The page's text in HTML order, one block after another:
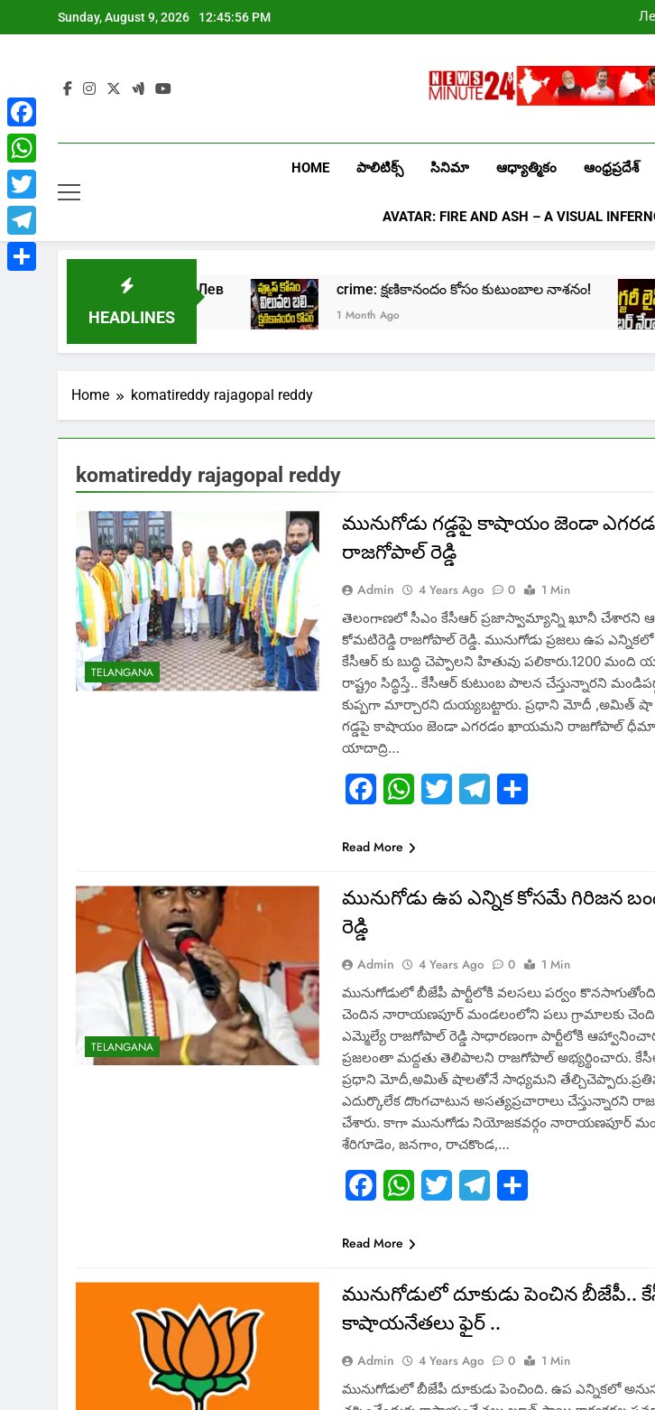
to
Sunday, August 9, 2026 12:45:57 PM
HOME పాలిటిక్స్ సినిమా ఆధ్యాత్మికం ఆంధ్రప్రదేశ్
AVATAR: FIRE AND ASH – A VISUAL
HEADLINES
онлайн казино Лев crime: క్షణికానందం కోసం కుటుంబాల నాశనం!
1 Month Ago 1
Home komatireddy rajagopal reddy
komatireddy rajagopal reddy
TELANGANA
మునుగోడు గడ్డపై కాషాయం జెండా
రాజగోపాల్ రెడ్డి
Admin 4 Years Ago 0
1 Min
తెలంగాణలో సీఎం కేసీఆర్ ప్రజాస్వామ్యాన్ని ఖూనీ చేశారని
కోమటిరెడ్డి రాజగోపాల్ రెడ్డి. మునుగోడు ప్రజలు ఉప
కేసీఆర్ కు బుద్ధి చెప్పాలని హితువు పలికారు.1200
రాష్ట్రం సిద్ధిస్తే.. కేసీఆర్ కుటుంబ పాలన చేస్తున్నారని
కుప్పగా మార్చారని దుయ్యబట్టారు. ప్రధాని మోదీ ,అమిత్
గడ్డపై కాషాయం జెండా ఎగరడం ఖాయమని రాజగోపాల్ ధీమా
యాదాద్రి…
FacebookWhatsApp
Twitter Telegram
Read More
TELANGANA
మునుగోడు ఉప ఎన్నిక కోసమే గిరిజన
రెడ్డి
Admin 4 Years Ago 0
1 Min
మునుగోడులో బీజేపీ పార్టీలోకి వలసలు పర్వం
చెందిన నారాయణపూర్ మండలంలోని పలు గ్రామాలకు
ఎమ్మెల్యే రాజగోపాల్ రెడ్డి సాధారణంగా పార్టీలోకి
ప్రజలంతా మద్దతు తెలిపాలని రాజగోపాల్ అభ్యర్థించారు.
ప్రధాని మోదీ,అమిత్ షాలతోనే సాధ్యమని
ఎదుర్కొలేక దొంగచాటున అసత్యప్రచారాలు చేస్తున్నారని
చేశారు. కాగా మునుగోడు నియోజకవర్గం నారాయణపూర్
శేరిగూడెం, జనగాం, రాచకొండ,…
FacebookWhatsApp
Twitter Telegram
Read More
మునుగోడులో దూకుడు పెంచిన బీజేపీ..
కాషాయనేతలు ఫైర్ ..
Admin 4 Years Ago 0
1 Min
మునుగోడులో బీజేపీ దూకుడు పెంచింది. ఉప ఎన్నికలో
Facebook
WhatsApp
Twitter
Telegram